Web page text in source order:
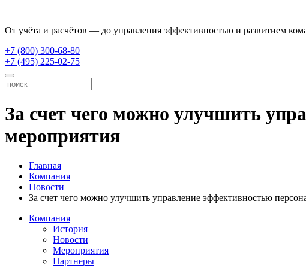
От учёта и расчётов — до управления эффективностью и развитием
+7 (800) 300-68-80
+7 (495) 225-02-75
За счет чего можно улучшить
мероприятия
Главная
Компания
Новости
За счет чего можно улучшить управление эффективностью
Компания
История
Новости
Мероприятия
Партнеры